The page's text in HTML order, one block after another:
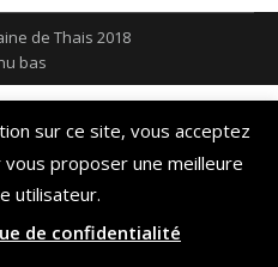
PinterestLinkedIn
de Thais 2018
bas
sur ce site, vous acceptez
vous proposer une meilleure
utilisateur.
de confidentialité